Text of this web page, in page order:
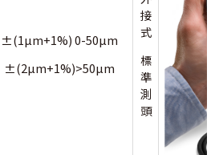
±(1µm+1%) 0-50µm
±(2µm+1%)>50µm
接
式
標
準
測
頭